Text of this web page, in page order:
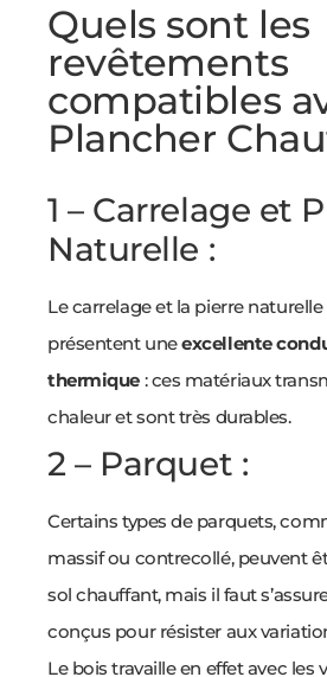
Quels sont les
revêtements
compatibles
Plancher
1 – Carrelage et
Naturelle :
Le carrelage et la pierre
présentent uneexcellente
thermique: ces matériaux
chaleur et sont très durables.
2 – Parquet :
Certains types de parquets,
massif ou contrecollé, peuvent
sol chauffant, mais il faut
conçus pour résister aux
Le bois travaille en effet avec les